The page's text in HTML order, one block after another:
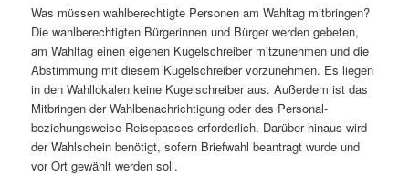
Was müssen wahlberechtigte Personen am Wahltag mitbringen?
Die wahlberechtigten Bürgerinnen und Bürger werden gebeten,
am Wahltag einen eigenen Kugelschreiber mitzunehmen und die
Abstimmung mit diesem Kugelschreiber vorzunehmen. Es liegen
in den Wahllokalen keine Kugelschreiber aus. Außerdem ist das
Mitbringen der Wahlbenachrichtigung oder des Personal-
beziehungsweise Reisepasses erforderlich. Darüber hinaus wird
der Wahlschein benötigt, sofern Briefwahl beantragt wurde und
vor Ort gewählt werden soll.